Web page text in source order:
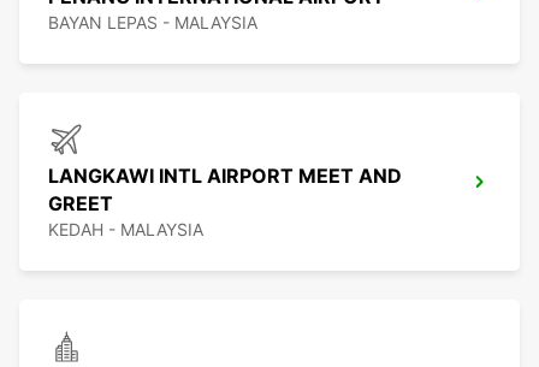
BAYAN LEPAS - MALAYSIA
LANGKAWI INTL AIRPORT MEET AND
GREET
KEDAH - MALAYSIA